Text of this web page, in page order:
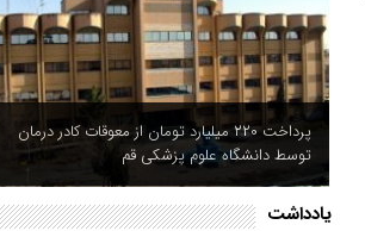
پرداخت ۲۲۰ میلیارد تومان از معوقات کادر درمان
توسط دانشگاه علوم پزشکی قم
یادداشت